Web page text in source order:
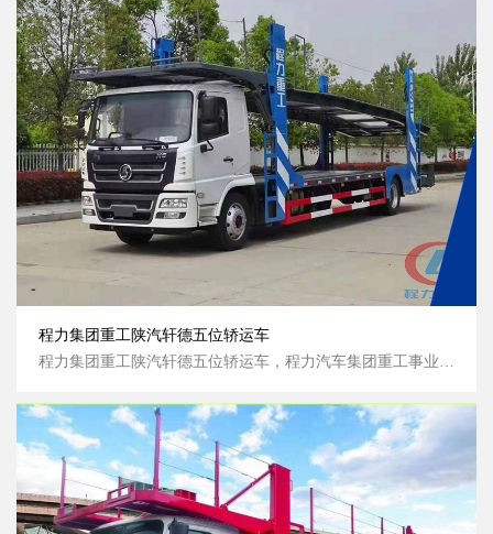
程力集团重工陕汽轩德五位轿运车